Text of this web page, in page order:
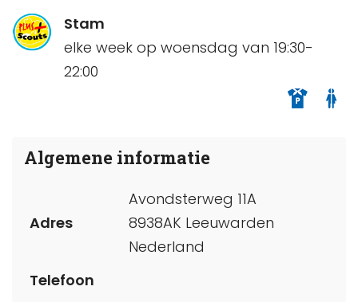
Stam
elke week op woensdag van 19:30-
22:00
Algemene informatie
Adres
Avondsterweg 11A
8938AK Leeuwarden
Nederland
Telefoon